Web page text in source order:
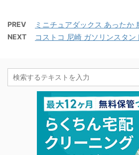
PREV ミニチュアダックス あったか
NEXT コストコ 尼崎 ガソリンスタン